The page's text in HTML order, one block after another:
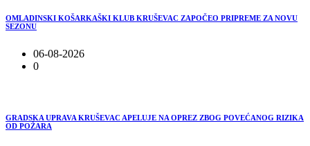
OMLADINSKI KOŠARKAŠKI KLUB KRUŠEVAC ZAPOČEO PRIPREME ZA NOVU
SEZONU
06-08-2026
0
GRADSKA UPRAVA KRUŠEVAC APELUJE NA OPREZ ZBOG POVEĆANOG RIZIKA
OD POŽARA